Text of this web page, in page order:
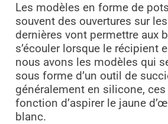
Les modèles en forme de
souvent des ouvertures sur
dernières vont permettre aux
s’écouler lorsque le récipient
nous avons les modèles qui
sous forme d’un outil de
généralement en silicone,
fonction d’aspirer le jaune
blanc.